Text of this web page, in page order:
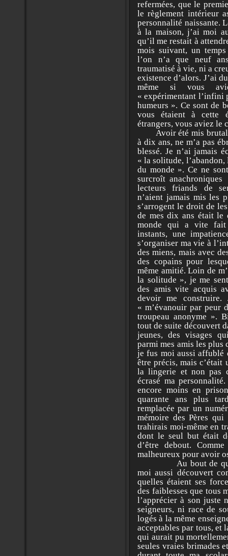
refermées, que le
le règlement intérieur
personnalité naissante.
à la maison, j’ai moi
qu’il me restait à
mois suivant, un
l’on n’a que neuf
traumatisé à vie, ni a
existence d’alors. J’ai
même si vous
« expérimentant l’infini
humeurs ». Ce sont de
vous étaient à cette
étrangers, vous aviez le
Avoir été mis
à dix ans, ne m’a pas
blessé. Je n’ai jamais
« la solitude,
du monde ». Ce ne
surcroît
lecteurs friands de
n’aient jamais mis les
s’arrogent le droit de
de mes dix ans était le
monde qui a vite fait
instants, une
s’organiser ma vie à
des miens, mais avec
des copains pour
même amitié. Loin de
la solitude », je me
des amis vite acquis
devoir me construire.
« m’évanouir par peur
troupeau anonyme ».
tout de suite découvert
jeunes, des visages
parmi mes amis les plus
je fus moi aussi affublé
être précis, mais c’était
la lingerie et non pas
écrasé ma
encore moins en
quarante ans plus
remplacée par un
mémoire des Pères
trahirais moi-même en
dont le seul but était
d’être debout.
malheureux pour avoir
Au bout de
moi aussi découvert
quelles étaient ses
des faiblesses que tous
l’apprécier à son juste
seigneurs, ni race de
logés à la même
acceptables par tous, et
qui aurait pu
seules vraies brimades